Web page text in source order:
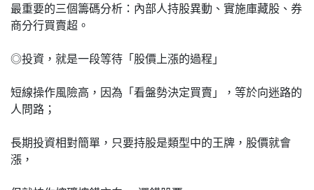
最重要的三個籌碼分析：內部人持股異動、實施庫藏股、券
商分行買賣超。
◎投資，就是一段等待「股價上漲的過程」
短線操作風險高，因為「看盤勢決定買賣」，等於向迷路的
人問路；
長期投資相對簡單，只要持股是類型中的王牌，股價就會
漲，